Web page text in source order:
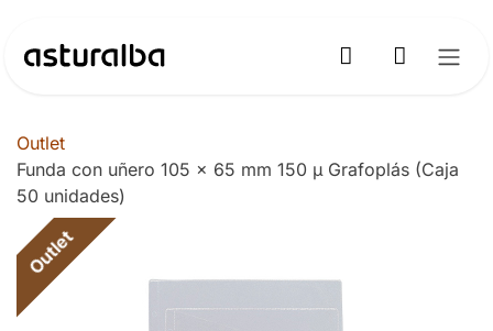
Outlet
Funda con uñero 105 x 65 mm 150 µ Grafoplás (Caja
50 unidades)
Outlet